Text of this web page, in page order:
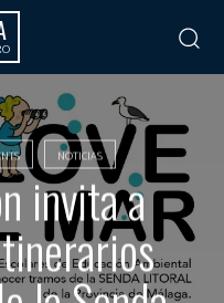
NOTICIAS
invita a